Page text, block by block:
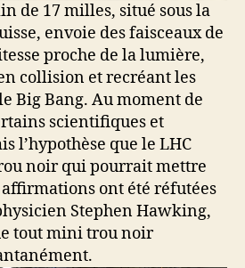
de 17 milles, situé sous la
envoie des faisceaux de
proche de la lumière,
collision et recréant les
Big Bang. Au moment de
scientifiques et
l’hypothèse que le LHC
noir qui pourrait mettre
ont été réfutées
Stephen Hawking,
tout mini trou noir